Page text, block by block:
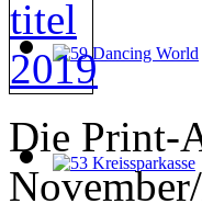
Die Print-